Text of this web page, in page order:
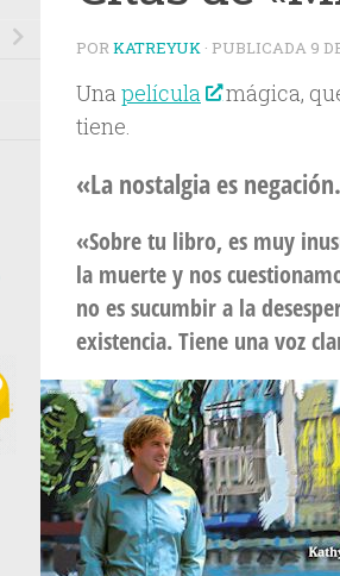
POR KATREYUK · PUBLICADA 9
Una película
mágica,
tiene.
«La nostalgia es
«Sobre tu libro, es muy
la muerte y nos
no es sucumbir a la
existencia. Tiene una voz